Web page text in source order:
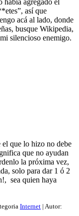
había agregado el
así que
acá al lado, donde
busque Wikipedia,
silencioso enemigo.
que lo hizo no debe
que no ayudan
la próxima vez,
solo para dar 1 ó 2
sea quien haya
Internet | Autor: